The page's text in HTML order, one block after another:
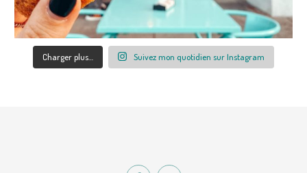
Charger plus… Suivez mon quotidien sur Instagram